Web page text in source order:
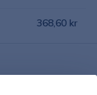
368,60 kr